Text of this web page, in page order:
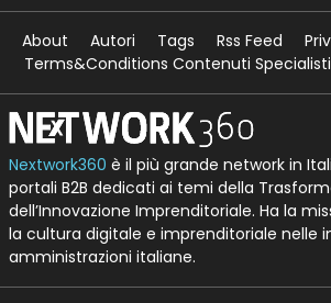
About Autori Tags Rss Feed
Terms&Conditions Contenuti
Nextwork360 è il più grande network in
portali B2B dedicati ai temi della
dell’Innovazione Imprenditoriale. Ha la
la cultura digitale e imprenditoriale nelle
amministrazioni italiane.